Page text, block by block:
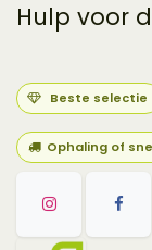
Hulp voor
Beste selectie
Ophaling of